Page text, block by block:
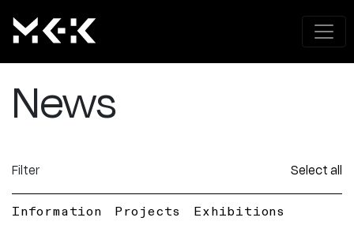
News
Filter Select all
Information Projects Exhibitions